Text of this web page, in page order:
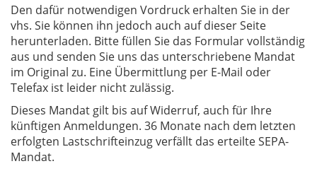
Den dafür notwendigen Vordruck erhalten Sie in der
vhs. Sie können ihn jedoch auch auf dieser Seite
herunterladen. Bitte füllen Sie das Formular vollständig
aus und senden Sie uns das unterschriebene Mandat
im Original zu. Eine Übermittlung per E-Mail oder
Telefax ist leider nicht zulässig.
Dieses Mandat gilt bis auf Widerruf, auch für Ihre
künftigen Anmeldungen. 36 Monate nach dem letzten
erfolgten Lastschrifteinzug verfällt das erteilte SEPA-
Mandat.